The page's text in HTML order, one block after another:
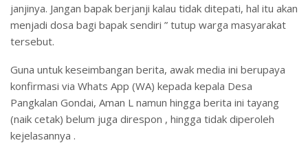
janjinya. Jangan bapak berjanji kalau tidak ditepati, hal itu akan
menjadi dosa bagi bapak sendiri ” tutup warga masyarakat
tersebut.
Guna untuk keseimbangan berita, awak media ini berupaya
konfirmasi via Whats App (WA) kepada kepala Desa
Pangkalan Gondai, Aman L namun hingga berita ini tayang
(naik cetak) belum juga direspon , hingga tidak diperoleh
kejelasannya .